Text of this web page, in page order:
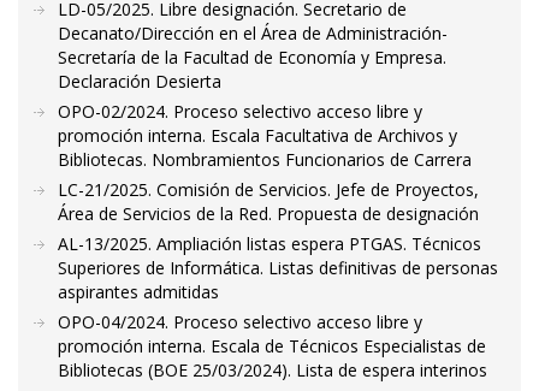
LD-05/2025. Libre designación. Secretario de
Decanato/Dirección en el Área de Administración-
Secretaría de la Facultad de Economía y Empresa.
Declaración Desierta
OPO-02/2024. Proceso selectivo acceso libre y
promoción interna. Escala Facultativa de Archivos y
Bibliotecas. Nombramientos Funcionarios de Carrera
LC-21/2025. Comisión de Servicios. Jefe de Proyectos,
Área de Servicios de la Red. Propuesta de designación
AL-13/2025. Ampliación listas espera PTGAS. Técnicos
Superiores de Informática. Listas definitivas de personas
aspirantes admitidas
OPO-04/2024. Proceso selectivo acceso libre y
promoción interna. Escala de Técnicos Especialistas de
Bibliotecas (BOE 25/03/2024). Lista de espera interinos